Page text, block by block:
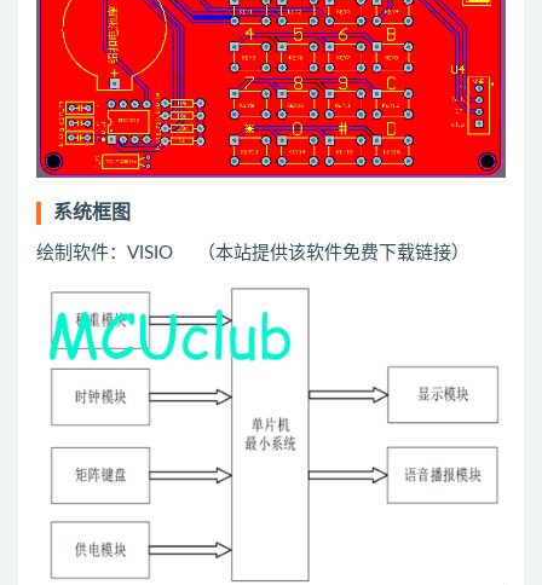
系统框图
绘制软件：VISIO （本站提供该软件免费下载链接）